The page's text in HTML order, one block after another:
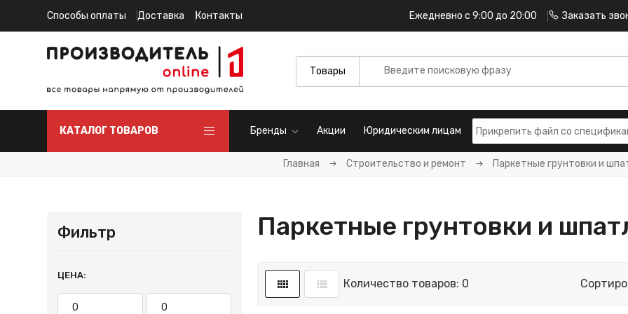
Способы оплаты Доставка Контакты Ежедневно с 9:00 до 20:00 Заказать
КАТАЛОГ ТОВАРОВ Бренды Акции Юридическим лицам
Главная Строительство и ремонт Паркетные грунтовки и
Паркетные грунтовки и
Количество товаров: 0
Фильтр
ЦЕНА: